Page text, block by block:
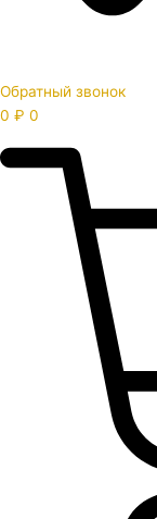
Обратный звонок
0 ₽ 0